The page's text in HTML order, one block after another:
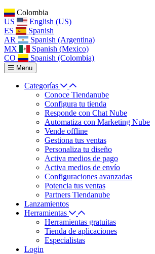
Colombia
US
English (US)
ES
Spanish
AR
Spanish (Argentina)
MX
Spanish (Mexico)
CO
Spanish (Colombia)
Menu
Categorías
Conoce Tiendanube
Configura tu tienda
Responde con Chat Nube
Automatiza con Marketing Nube
Vende offline
Gestiona tus ventas
Personaliza tu diseño
Activa medios de pago
Activa medios de envío
Configuraciones avanzadas
Potencia tus ventas
Partners Tiendanube
Lanzamientos
Herramientas
Herramientas gratuitas
Tienda de aplicaciones
Especialistas
Login